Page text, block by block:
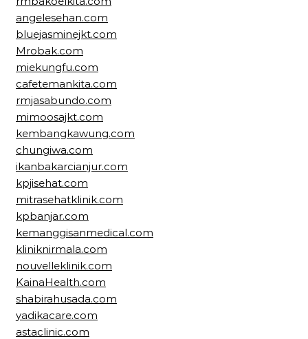
angelesehan.com
bluejasminejkt.com
Mrobak.com
miekungfu.com
cafetemankita.com
rmjasabundo.com
mimoosajkt.com
kembangkawung.com
chungiwa.com
ikanbakarcianjur.com
kpjisehat.com
mitrasehatklinik.com
kpbanjar.com
kemanggisanmedical.com
kliniknirmala.com
nouvelleklinik.com
KainaHealth.com
shabirahusada.com
yadikacare.com
astaclinic.com